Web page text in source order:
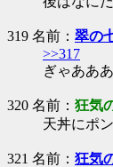
319 名前： 翠の
>>317
ぎゃああ
320 名前： 狂気
天丼にポ
321 名前： 狂気